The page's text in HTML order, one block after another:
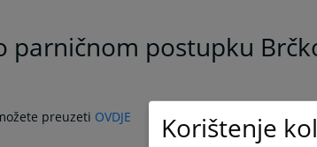
parničnom postupku
preuzeti OVDJE Korištenje